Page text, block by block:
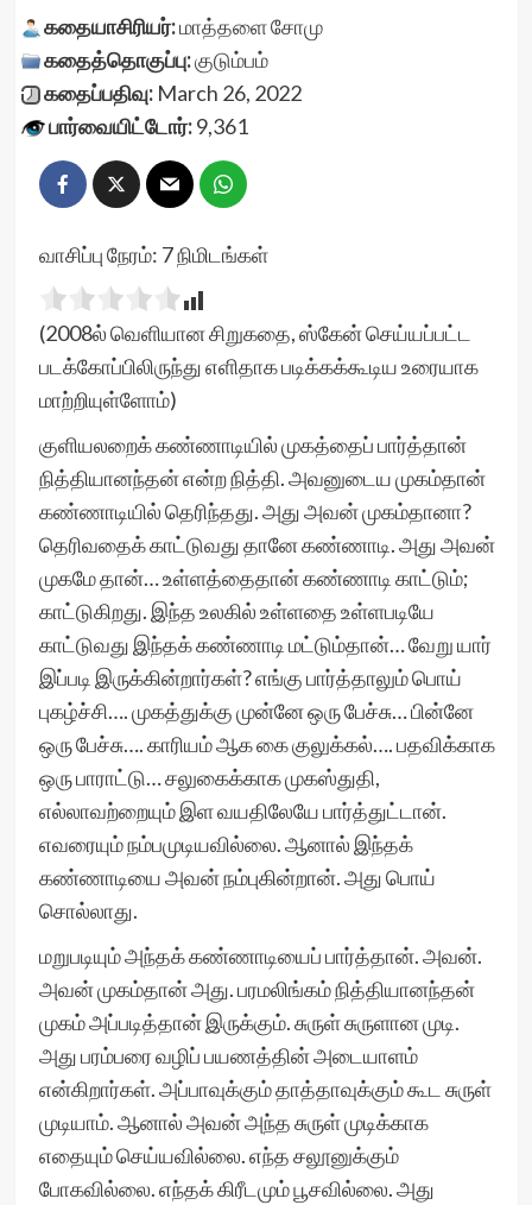
கதையாசிரியர்:மாத்தளை சோமு
கதைத்தொகுப்பு:குடும்பம்
கதைப்பதிவு:March 26, 2022
பார்வையிட்டோர்:9,361
வாசிப்பு நேரம்: 7நிமிடங்கள்
(2008ல் வெளியான சிறுகதை, ஸ்கேன் செய்யப்பட்ட
படக்கோப்பிலிருந்து எளிதாக படிக்கக்கூடிய உரையாக
மாற்றியுள்ளோம்)
குளியலறைக் கண்ணாடியில் முகத்தைப் பார்த்தான்
நித்தியானந்தன் என்ற நித்தி. அவனுடைய முகம்தான்
கண்ணாடியில் தெரிந்தது. அது அவன் முகம்தானா?
தெரிவதைக் காட்டுவது தானே கண்ணாடி. அது அவன்
முகமே தான்… உள்ளத்தைதான் கண்ணாடி காட்டும்;
காட்டுகிறது. இந்த உலகில் உள்ளதை உள்ளபடியே
காட்டுவது இந்தக் கண்ணாடி மட்டும்தான்… வேறு யார்
இப்படி இருக்கின்றார்கள்? எங்கு பார்த்தாலும் பொய்
புகழ்ச்சி…. முகத்துக்கு முன்னே ஒரு பேச்சு… பின்னே
ஒரு பேச்சு…. காரியம் ஆக கை குலுக்கல்…. பதவிக்காக
ஒரு பாராட்டு… சலுகைக்காக முகஸ்துதி,
எல்லாவற்றையும் இள வயதிலேயே பார்த்துட்டான்.
எவரையும் நம்பமுடியவில்லை. ஆனால் இந்தக்
கண்ணாடியை அவன் நம்புகின்றான். அது பொய்
சொல்லாது.
மறுபடியும் அந்தக் கண்ணாடியைப் பார்த்தான். அவன்.
அவன் முகம்தான் அது. பரமலிங்கம் நித்தியானந்தன்
முகம் அப்படித்தான் இருக்கும். சுருள் சுருளான முடி.
அது பரம்பரை வழிப் பயணத்தின் அடையாளம்
என்கிறார்கள். அப்பாவுக்கும் தாத்தாவுக்கும் கூட சுருள்
முடியாம். ஆனால் அவன் அந்த சுருள் முடிக்காக
எதையும் செய்யவில்லை. எந்த சலூனுக்கும்
போகவில்லை. எந்தக் கிரீடமும் பூசவில்லை. அது